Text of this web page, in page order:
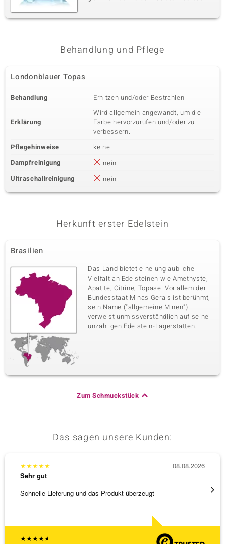
Behandlung und Pflege
Londonblauer Topas
Behandlung Erhitzen und/oder Bestrahlen
Erklärung
Wird allgemein angewandt, um die
Farbe hervorzurufen und/oder zu
verbessern.
Pflegehinweise
keine
Dampfreinigung
nein
Ultraschallreinigung
nein
Herkunft erster Edelstein
Brasilien
Das Land bietet eine unglaubliche
Vielfalt an Edelsteinen wie Amethyste,
Apatite, Citrine, Topase. Vor allem der
Bundesstaat Minas Gerais ist berühmt,
sein Name ("allgemeine Minen")
verweist unmissverständlich auf seine
unzähligen Edelstein-Lagerstätten.
Zum Schmuckstück
Das sagen unsere Kunden:
★★★★★
★★★★★
Sehr gut
Schnelle Lieferung und das Produkt überzeugt
08.08.2026